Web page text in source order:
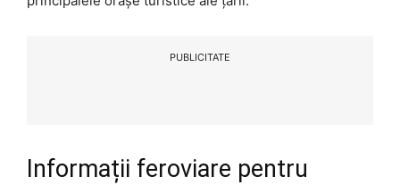
PUBLICITATE
Informații feroviare pentru